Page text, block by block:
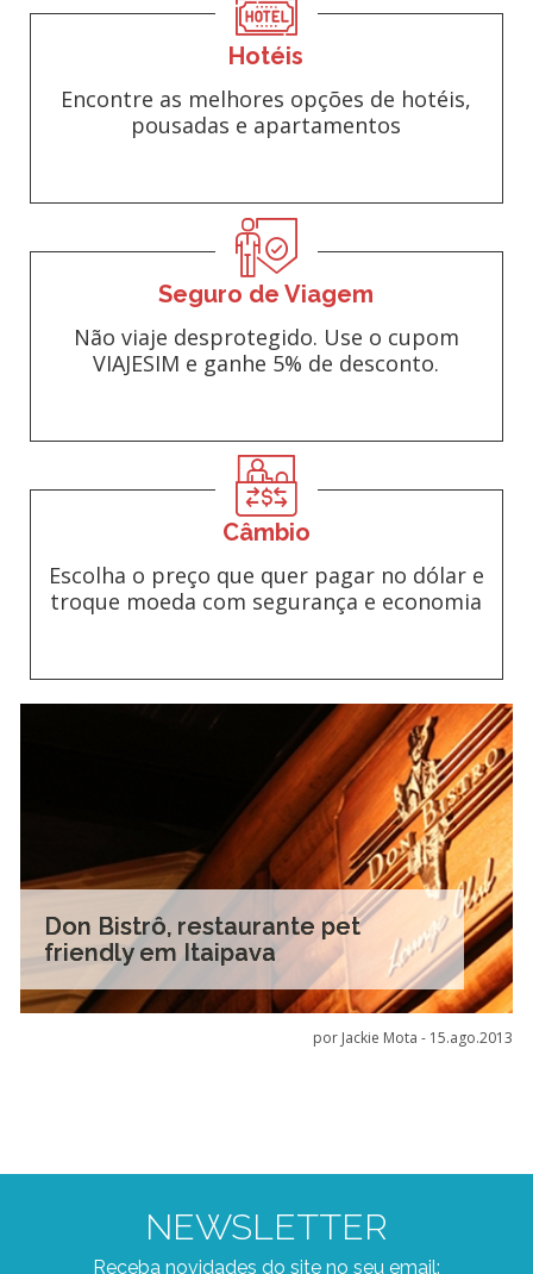
Hotéis
Encontre as melhores opções de hotéis,
pousadas e apartamentos
Seguro de Viagem
Não viaje desprotegido. Use o cupom
VIAJESIM e ganhe 5% de desconto.
Câmbio
Escolha o preço que quer pagar no dólar e
troque moeda com segurança e economia
Don Bistrô, restaurante pet
friendly em Itaipava
por Jackie Mota - 15.ago.2013
NEWSLETTER
Receba novidades do site no seu email: